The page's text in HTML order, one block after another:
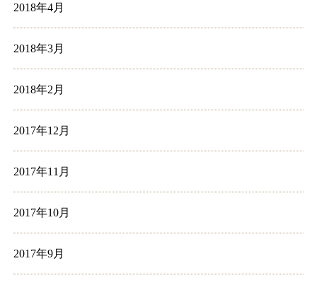
2018年4月
2018年3月
2018年2月
2017年12月
2017年11月
2017年10月
2017年9月